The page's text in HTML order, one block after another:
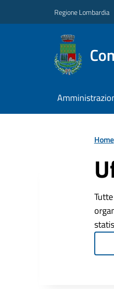
Regione Lombardia
Home